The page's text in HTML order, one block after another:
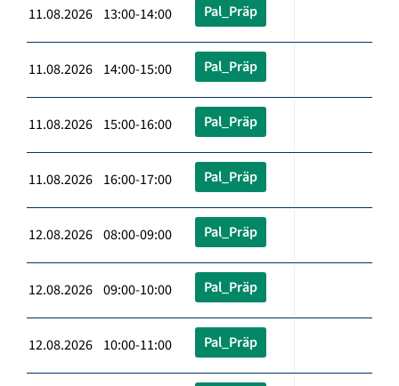
11.08.2026 13:00-14:00 Pal_Präp
11.08.2026 14:00-15:00 Pal_Präp
11.08.2026 15:00-16:00 Pal_Präp
11.08.2026 16:00-17:00 Pal_Präp
12.08.2026 08:00-09:00 Pal_Präp
12.08.2026 09:00-10:00 Pal_Präp
12.08.2026 10:00-11:00 Pal_Präp